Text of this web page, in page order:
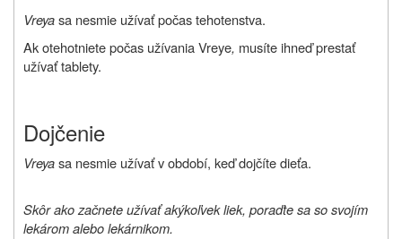
Vreyasa nesmie užívať počas tehotenstva.
Ak otehotniete počas užívaniaVreye, musíte ihneď prestať
užívať tablety.
Dojčenie
Vreyasa nesmie užívať v období, keď dojčíte dieťa.
Skôr ako začnete užívať akýkoľvek liek, poraďte sa so svojím
lekárom alebo lekárnikom.